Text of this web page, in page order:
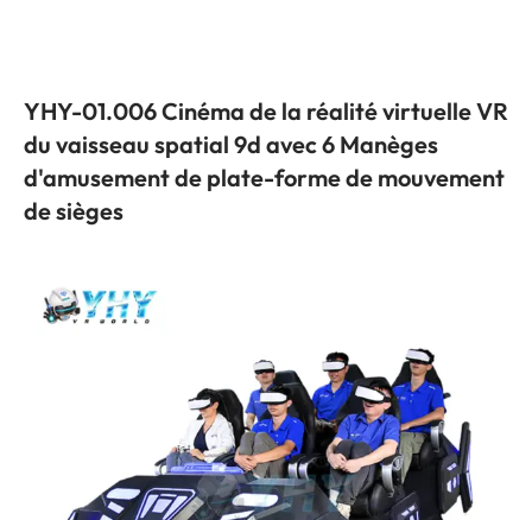
YHY-01.006 Cinéma de la réalité virtuelle VR
du vaisseau spatial 9d avec 6 Manèges
d'amusement de plate-forme de mouvement
de sièges